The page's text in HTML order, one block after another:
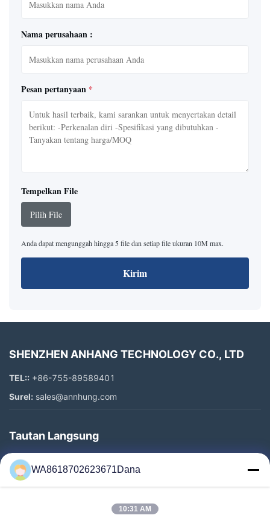
Nama perusahaan :
Pesan pertanyaan *
Tempelkan File
Pilih File
Anda dapat mengunggah hingga 5 file dan setiap file ukuran 10M max.
Kirim
SHENZHEN ANHANG TECHNOLOGY CO., LTD
TEL:: +86-755-89589401
Surel: sales@annhung.com
Tautan Langsung
Rumah
Produk
WA8618702623671Dana
10:31 AM